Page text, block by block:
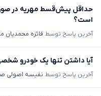
حداقل پیش‌قسط مهریه در
است؟
آخرین پاسخ توسط فائزه محمدیان
آیا داشتن تنها یک خودرو
آخرین پاسخ توسط نفیسه اصولی